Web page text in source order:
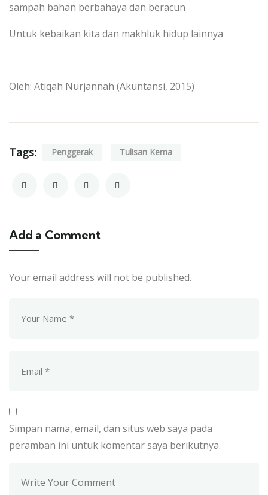
sampah bahan berbahaya dan beracun
Untuk kebaikan kita dan makhluk hidup lainnya
Oleh: Atiqah Nurjannah (Akuntansi, 2015)
Tags: Penggerak Tulisan Kema
Add a Comment
Your email address will not be published.
Simpan nama, email, dan situs web saya pada
peramban ini untuk komentar saya berikutnya.